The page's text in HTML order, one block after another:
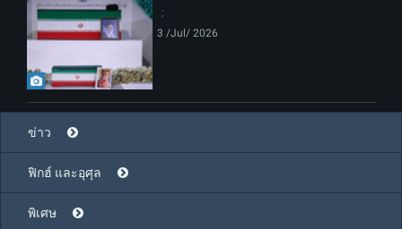
3 /Jul/ 2026
ข่าว
ฟิกฮ์ และอุศุล
พิเศษ